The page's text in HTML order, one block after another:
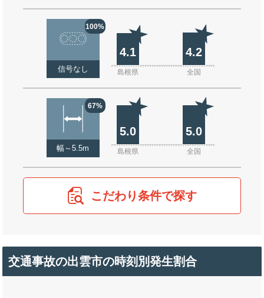
100%
信号なし
4.1 4.2
島根県 全国
67%
幅～5.5m
5.0 5.0
島根県 全国
こだわり条件で探す
交通事故の出雲市の時刻別発生割合